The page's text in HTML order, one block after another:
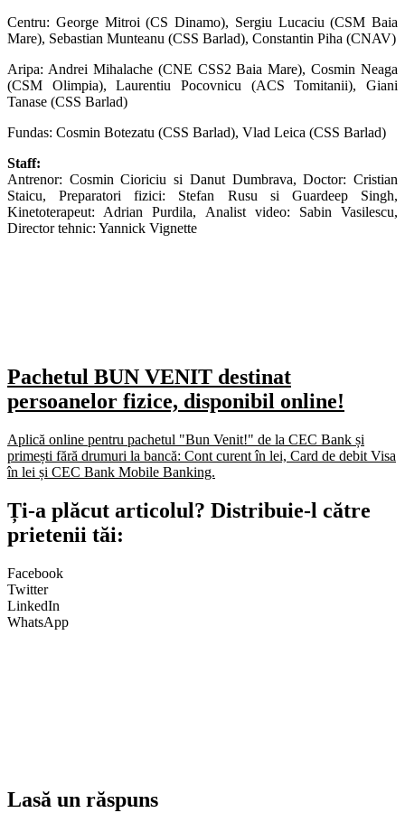
Centru: George Mitroi (CS Dinamo), Sergiu Lucaciu (CSM Baia
Mare), Sebastian Munteanu (CSS Barlad), Constantin Piha (CNAV)
Aripa: Andrei Mihalache (CNE CSS2 Baia Mare), Cosmin Neaga
(CSM Olimpia), Laurentiu Pocovnicu (ACS Tomitanii), Giani
Tanase (CSS Barlad)
Fundas: Cosmin Botezatu (CSS Barlad), Vlad Leica (CSS Barlad)
Staff:
Antrenor: Cosmin Cioriciu si Danut Dumbrava, Doctor: Cristian
Staicu, Preparatori fizici: Stefan Rusu si Guardeep Singh,
Kinetoterapeut: Adrian Purdila, Analist video: Sabin Vasilescu,
Director tehnic: Yannick Vignette
Pachetul BUN VENIT destinat
persoanelor fizice, disponibil online!
Aplică online pentru pachetul "Bun Venit!" de la CEC Bank și
primești fără drumuri la bancă: Cont curent în lei, Card de debit Visa
în lei și CEC Bank Mobile Banking.​
Ți-a plăcut articolul? Distribuie-l către
prietenii tăi:
Facebook
Twitter
LinkedIn
WhatsApp
Lasă un răspuns